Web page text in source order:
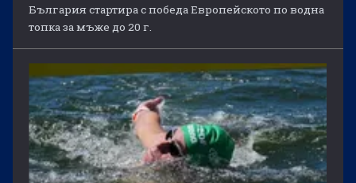
България стартира с победа Европейското по водна
топка за мъже до 20 г.